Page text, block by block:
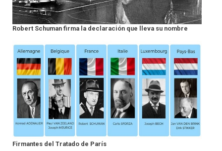
Robert Schuman firma la declaración que lleva su nombre
Firmantes del Tratado de París